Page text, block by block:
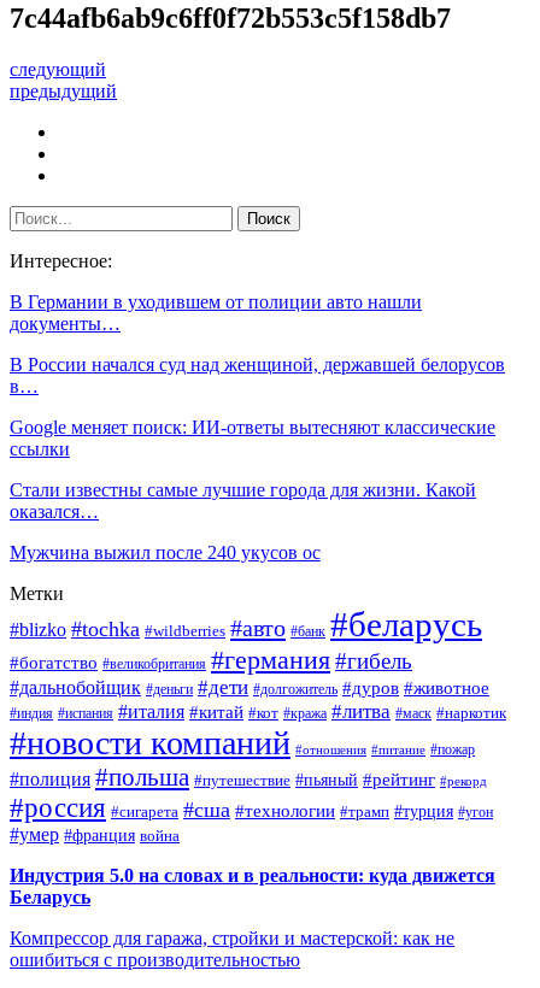
7c44afb6ab9c6ff0f72b553c5f158db7
следующий
предыдущий
Интересное:
В Германии в уходившем от полиции авто нашли
документы…
В России начался суд над женщиной, державшей белорусов
в…
Google меняет поиск: ИИ-ответы вытесняют классические
ссылки
Стали известны самые лучшие города для жизни. Какой
оказался…
Мужчина выжил после 240 укусов ос
Метки
#blizko #tochka #wildberries #авто #банк #беларусь
#богатство #великобритания #германия#гибель
#дальнобойщик #деньги #дети #долгожитель #дуров #животное
#индия #испания #италия #китай #кот #кража #литва #маск #наркотик
#новости компаний #отношения #питание #пожар
#полиция #польша #путешествие #пьяный #рейтинг #рекорд
#россия #сигарета #сша #технологии #трамп #турция #угон
#умер #франция война
Индустрия 5.0 на словах и в реальности: куда движется
Беларусь
Компрессор для гаража, стройки и мастерской: как не
ошибиться с производительностью